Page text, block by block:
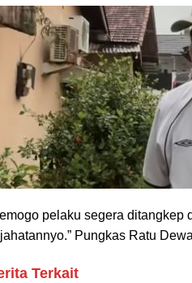
pelaku segera
Pungkas Ratu Dewa
Terkait